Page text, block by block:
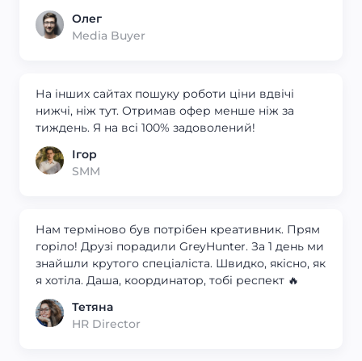
Олег
Media Buyer
На інших сайтах пошуку роботи ціни вдвічі
нижчі, ніж тут. Отримав офер менше ніж за
тиждень. Я на всі 100% задоволений!
Ігор
SMM
Нам терміново був потрібен креативник. Прям
горіло! Друзі порадили GreyHunter. За 1 день ми
знайшли крутого спеціаліста. Швидко, якісно, як
я хотіла. Даша, координатор, тобі респект 🔥
Тетяна
HR Director